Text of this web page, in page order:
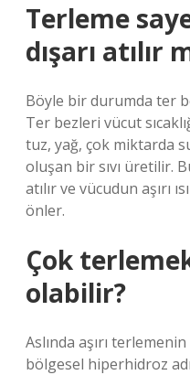
Terleme
dışarı atılır
Böyle bir durumda ter
Ter bezleri vücut
tuz, yağ, çok miktarda
oluşan bir sıvı üretilir.
atılır ve vücudun aşırı
önler.
Çok
olabilir?
Aslında aşırı
bölgesel hiperhidroz